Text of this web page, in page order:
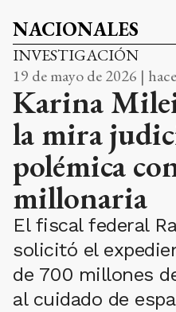
NACIONALES
INVESTIGACIÓN
19 de mayo de 2026 |
Karina
la mira
polémica
millonaria
El fiscal federal
solicitó el
de 700 millones
al cuidado de